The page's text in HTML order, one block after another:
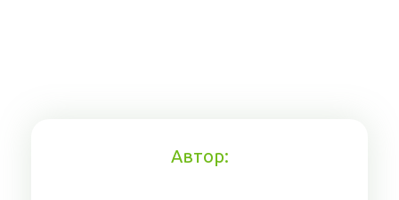
Автор: